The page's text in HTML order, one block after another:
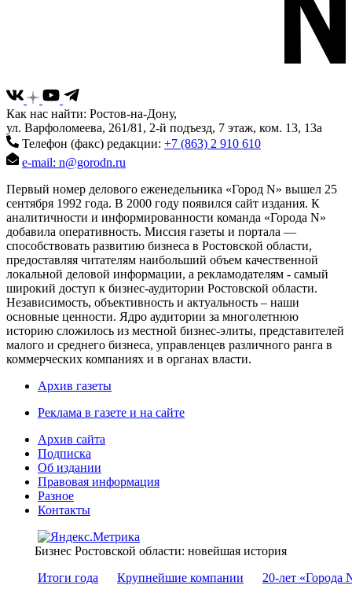
Как нас найти: Ростов-на-Дону,
ул. Варфоломеева, 261/81, 2-й подъезд, 7 этаж, ком. 13, 13а
Телефон (факс) редакции: +7 (863) 2 910 610
e-mail: n@gorodn.ru
Первый номер делового еженедельника «Город N» вышел 25
сентября 1992 года. В 2000 году появился сайт издания. К
аналитичности и информированности команда «Города N»
добавила оперативность. Миссия газеты и портала —
способствовать развитию бизнеса в Ростовской области,
предоставляя читателям наибольший объем качественной
локальной деловой информации, а рекламодателям - самый
широкий доступ к бизнес-аудитории Ростовской области.
Независимость, объективность и актуальность – наши
основные ценности. Ядро аудитории за многолетнюю
историю сложилось из местной бизнес-элиты, представителей
малого и среднего бизнеса, управленцев различного ранга в
коммерческих компаниях и в органах власти.
Архив газеты
Реклама в газете и на сайте
Архив сайта
Подписка
Об издании
Правовая информация
Разное
Контакты
Бизнес Ростовской области: новейшая история
Итоги года
Крупнейшие компании 20-лет «Города